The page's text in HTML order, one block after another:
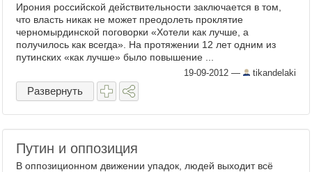
Ирония российской действительности заключается в том,
что власть никак не может преодолеть проклятие
черномырдинской поговорки «Хотели как лучше, а
получилось как всегда». На протяжении 12 лет одним из
путинских «как лучше» было повышение ...
19-09-2012 — tikandelaki
Развернуть
Путин и оппозиция
В оппозиционном движении упадок, людей выходит всё